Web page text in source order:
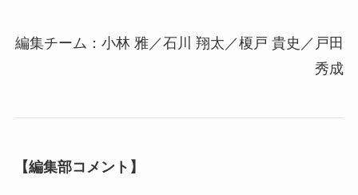
編集チーム：小林 雅／石川 翔太／榎戸 貴史／戸田
秀成
【編集部コメント】